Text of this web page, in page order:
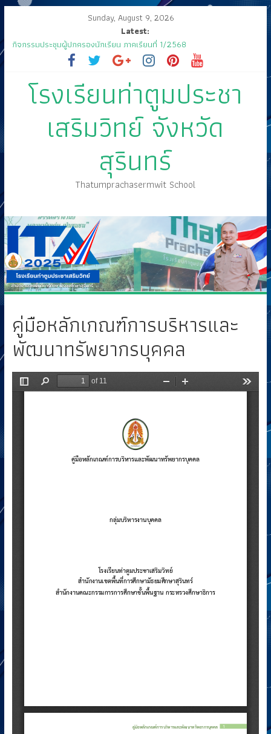
Sunday, August 9, 2026
Latest:
🤍💚 ขอเรียนเชิญนักเรียนเข้าร่วมพิธีวันไหว้ครู “ไหว้ครู บูชาคุณ” ประจำวันที่
๑๒ มิถุนายน ปี ๒๕๖๘
กิจกรรมประชุมผู้ปกครองนักเรียน ภาคเรียนที่ 1/2568
ขอเชิญร่วมงานแสดงมุทิตาจิต คุณครูสมพงษ์ โสมสุข
กิจกรรมการประกวดแข่งขัน เนื่องในกิจกรรม “วันสุนทรภู่ สู่วันภาษาไทย”
โรงเรียนท่าตูมประชา
เสริมวิทย์ จังหวัด
สุรินทร์
Thatumprachasermwit School
คู่มือหลักเกณฑ์การบริหารและ
พัฒนาทรัพยากรบุคคล